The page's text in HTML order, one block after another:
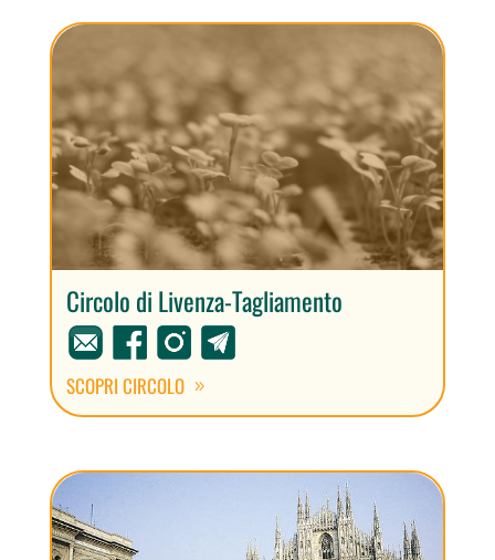
Circolo di Livenza-Tagliamento
SCOPRI CIRCOLO